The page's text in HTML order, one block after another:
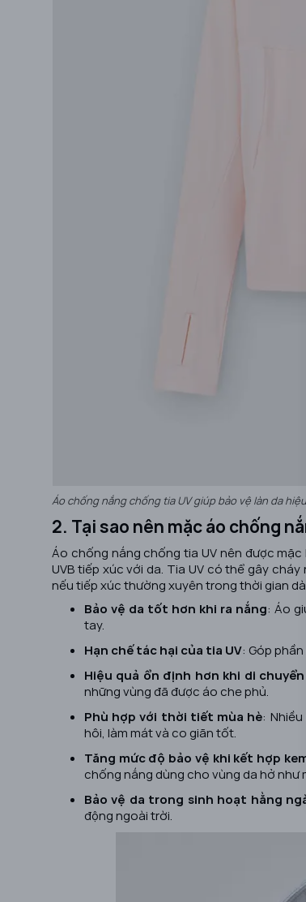
Áo chống nắng chống tia UV giúp bảo vệ làn da hiệu
2. Tại sao nên mặc áo chống
Áo chống nắng chống tia UV nên được
UVB tiếp xúc với da. Tia UV có thể gây
nếu tiếp xúc thường xuyên trong thời gian
Bảo vệ da tốt hơn khi ra nắng: Áo
tay.
Hạn chế tác hại của tia UV: Góp
Hiệu quả ổn định hơn khi di
những vùng đã được áo che phủ.
Phù hợp với thời tiết mùa hè:
hôi, làm mát và co giãn tốt.
Tăng mức độ bảo vệ khi kết hợp
chống nắng dùng cho vùng da hở như
Bảo vệ da trong sinh hoạt hằng
động ngoài trời.